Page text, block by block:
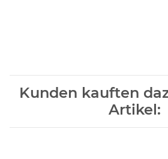
Kunden kauften
Artikel: